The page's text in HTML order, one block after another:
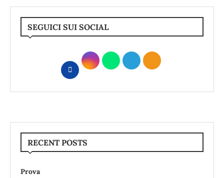
SEGUICI SUI SOCIAL
RECENT POSTS
Prova